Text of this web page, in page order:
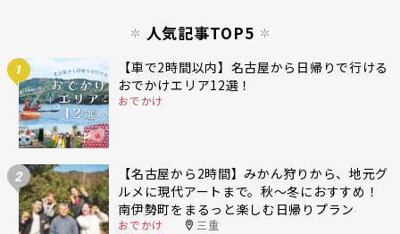
人気記事TOP5
1
【車で2時間以内】名古屋から日帰りで行ける
おでかけエリア12選！
おでかけ
2
【名古屋から2時間】みかん狩りから、地元グ
ルメに現代アートまで。秋〜冬におすすめ！
南伊勢町をまるっと楽しむ日帰りプラン
おでかけ 三重